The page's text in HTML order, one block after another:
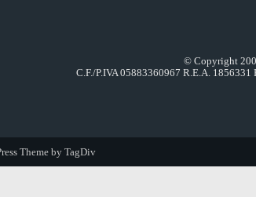
© Copyright
C.F./P.IVA 05883360967 R.E.A.
Theme by TagDiv